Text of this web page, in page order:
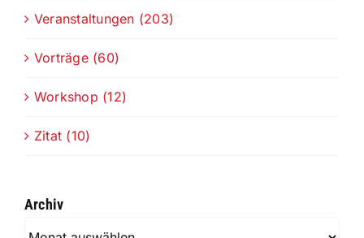
Veranstaltungen (203)
Vorträge (60)
Workshop (12)
Zitat (10)
Archiv